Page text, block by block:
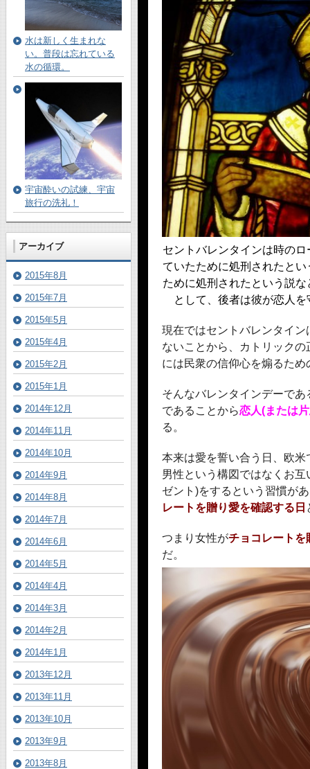
セントバレンタインは時の
ていたために処刑されたと
ために処刑されたという説
として、後者は彼が恋人
現在ではセントバレンタイ
ないことから、カトリック
には民衆の信仰心を煽るた
そんなバレンタインデーで
であることから恋人(または
る。
本来は愛を誓い合う日、欧
男性という構図ではなくお
ゼント)をするという習慣が
レートを贈り愛を確認する日
つまり女性がチョコレートを
だ。
水は新しく生まれな
い。普段は忘れている
水の循環。
宇宙酔いの試練、宇宙
旅行の洗礼！
アーカイブ
2015年8月
2015年7月
2015年5月
2015年4月
2015年2月
2015年1月
2014年12月
2014年11月
2014年10月
2014年9月
2014年8月
2014年7月
2014年6月
2014年5月
2014年4月
2014年3月
2014年2月
2014年1月
2013年12月
2013年11月
2013年10月
2013年9月
2013年8月